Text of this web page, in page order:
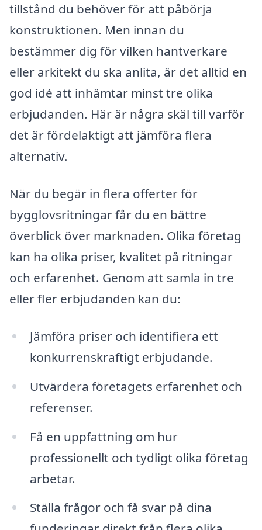
tillstånd du behöver för att påbörja
konstruktionen. Men innan du
bestämmer dig för vilken hantverkare
eller arkitekt du ska anlita, är det alltid en
god idé att inhämtar minst tre olika
erbjudanden. Här är några skäl till varför
det är fördelaktigt att jämföra flera
alternativ.
När du begär in flera offerter för
bygglovsritningar får du en bättre
överblick över marknaden. Olika företag
kan ha olika priser, kvalitet på ritningar
och erfarenhet. Genom att samla in tre
eller fler erbjudanden kan du:
Jämföra priser och identifiera ett
konkurrenskraftigt erbjudande.
Utvärdera företagets erfarenhet och
referenser.
Få en uppfattning om hur
professionellt och tydligt olika företag
arbetar.
Ställa frågor och få svar på dina